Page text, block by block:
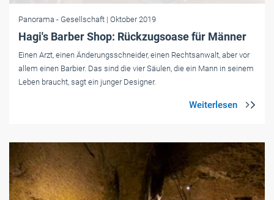
Panorama - Gesellschaft | Oktober 2019
Hagi's Barber Shop: Rückzugsoase für Männer
Einen Arzt, einen ­Änderungsschneider, einen Rechtsanwalt, aber vor
allem einen Barbier. Das sind die vier Säulen, die ein Mann in seinem
Leben braucht, sagt ein junger Designer.